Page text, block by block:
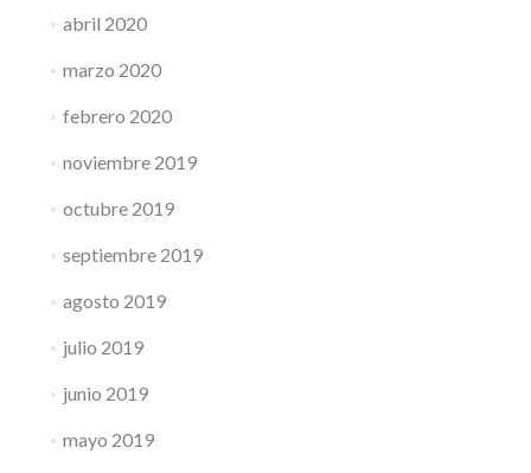
abril 2020
marzo 2020
febrero 2020
noviembre 2019
octubre 2019
septiembre 2019
agosto 2019
julio 2019
junio 2019
mayo 2019